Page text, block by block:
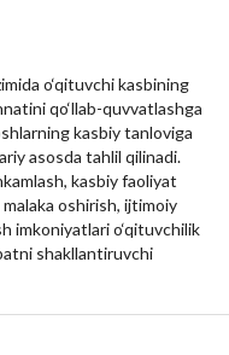
o‘qituvchi kasbining
qo‘llab-quvvatlashga
kasbiy tanloviga
asosda tahlil qilinadi.
kasbiy faoliyat
oshirish, ijtimoiy
imkoniyatlari o‘qituvchilik
shakllantiruvchi